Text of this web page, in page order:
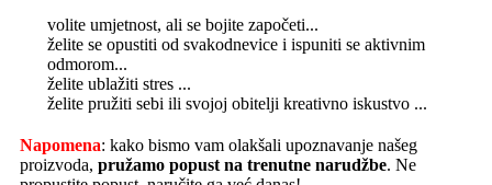
volite umjetnost, ali se bojite započeti...
želite se opustiti od svakodnevice i ispuniti se aktivnim
odmorom...
želite ublažiti stres ...
želite pružiti sebi ili svojoj obitelji kreativno iskustvo ...
Napomena: kako bismo vam olakšali upoznavanje našeg
proizvoda, pružamo popust na trenutne narudžbe. Ne